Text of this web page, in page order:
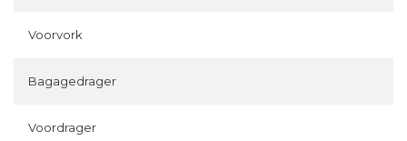
Voorvork
Bagagedrager
Voordrager